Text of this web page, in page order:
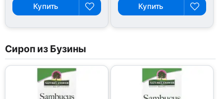
Купить Купить
Сироп из Бузины